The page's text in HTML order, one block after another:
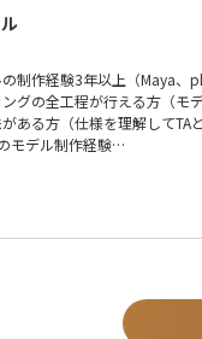
チーム（モデラーは2～3名）
など
との開発。
制作経験3年以上（Maya、
グの全工程が行える方（モ
ある方（仕様を理解してTA
モデル制作経験
経験